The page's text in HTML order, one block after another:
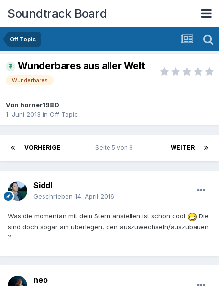
Soundtrack Board
Off Topic
Wunderbares aus aller Welt
Wunderbares
Von horner1980
1. Juni 2013 in Off Topic
VORHERIGE WEITER
Seite 5 von 6
Siddl
Geschrieben 14. April 2016
Was die momentan mit dem Stern anstellen ist schon cool
Die
sind doch sogar am überlegen, den auszuwechseln/auszubauen
?
neo